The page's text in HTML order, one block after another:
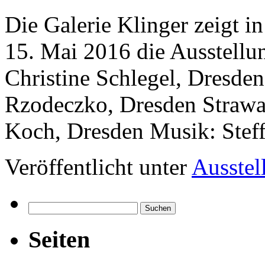
Die Galerie Klinger zeigt
15. Mai 2016 die
Christine Schlegel,
Rzodeczko, Dresden
Koch, Dresden Musik:
Veröffentlicht unter
nach:
Seiten